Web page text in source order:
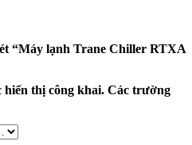
“Máy lạnh Trane Chiller RTXA
hiển thị công khai. Các trường